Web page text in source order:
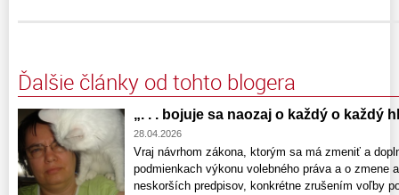
Ďalšie články od tohto blogera
„. . . bojuje sa naozaj o každý o každý
28.04.2026
Vraj návrhom zákona, ktorým sa má zmeniť a
podmienkach výkonu volebného práva a o zmene
neskorších predpisov, konkrétne zrušením voľby